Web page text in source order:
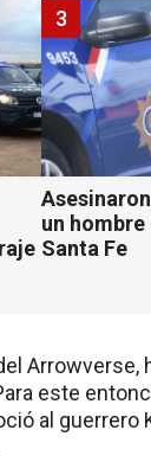
un
Santa Fe
3
Arrowverse,
este
al guerrero